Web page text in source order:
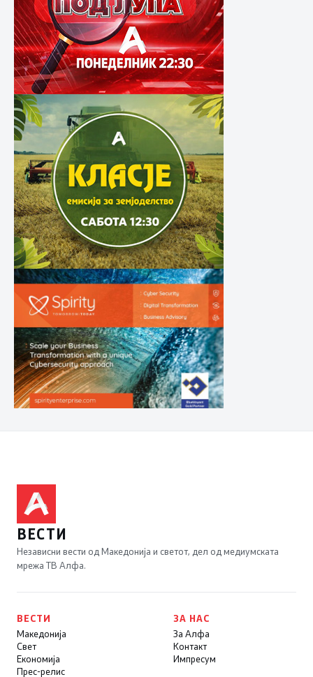
ВЕСТИ
Независни вести од Македонија и светот, дел од медиумската
мрежа ТВ Алфа.
ВЕСТИ
Македонија
Свет
Економија
Прес-релис
ЗА НАС
За Алфа
Контакт
Импресум